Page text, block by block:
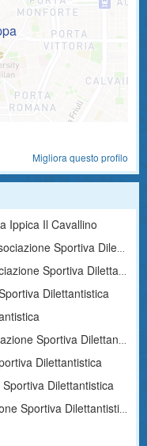
Migliora questo profilo
Ippica Il Cavallino
Sportiva Dilettantistica
Sportiva Dilettantistica
Dilettantistica
Sportiva Dilettantistica
Dilettantistica
Dilettantistica
Sportiva Dilettantistica